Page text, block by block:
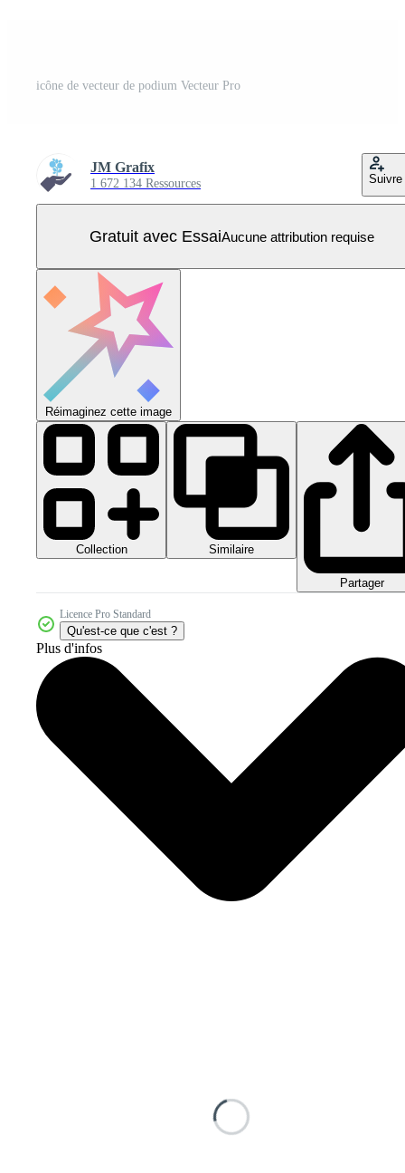
icône de vecteur de podium Vecteur Pro
JM Grafix
1 672 134 Ressources Suivre
Gratuit avec EssaiAucune attribution requise
Réimaginez cette image
Collection Similaire
Partager
Licence Pro Standard
Qu'est-ce que c'est ?
Plus d'infos